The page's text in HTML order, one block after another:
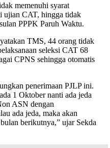
memenuhi syarat
ujian CAT, hingga tidak
PPPK Paruh Waktu.
TMS, 44 orang tidak
seleksi CAT 68
CPNS sehingga otomatis
penerimaan PJLP ini.
1 Oktober nanti ada jeda
ASN dengan
ada jeda, maka akan
berikutnya,” ujar Sekda